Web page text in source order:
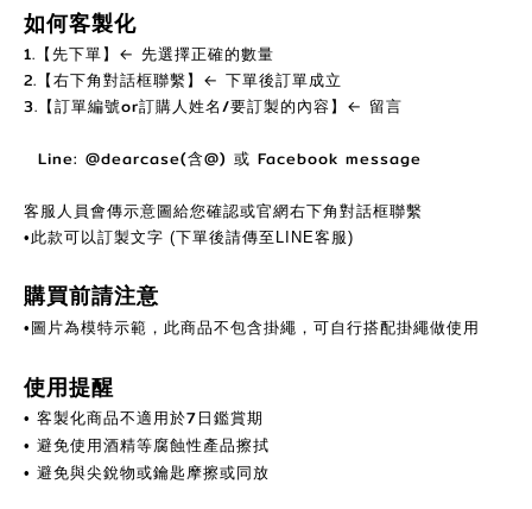
如何客製化
1.【先下單】← 先選擇正確的數量
2.【右下角對話框聯繫】← 下單後訂單成立
3.【訂單編號or訂購人姓名/要訂製的內容】← 留言
Line: @dearcase(含@) 或 Facebook message
客服人員會傳示意圖給您確認或官網右下角對話框聯繫
•此款可以訂製文字 (下單後請傳至LINE客服)
購買前請注意
•圖片為模特示範，此商品不包含掛繩，可自行搭配掛繩做使用
使用提醒
• 客製化商品不適用於7日鑑賞期
• 避免使用酒精等腐蝕性產品擦拭
• 避免與尖銳物或鑰匙摩擦或同放